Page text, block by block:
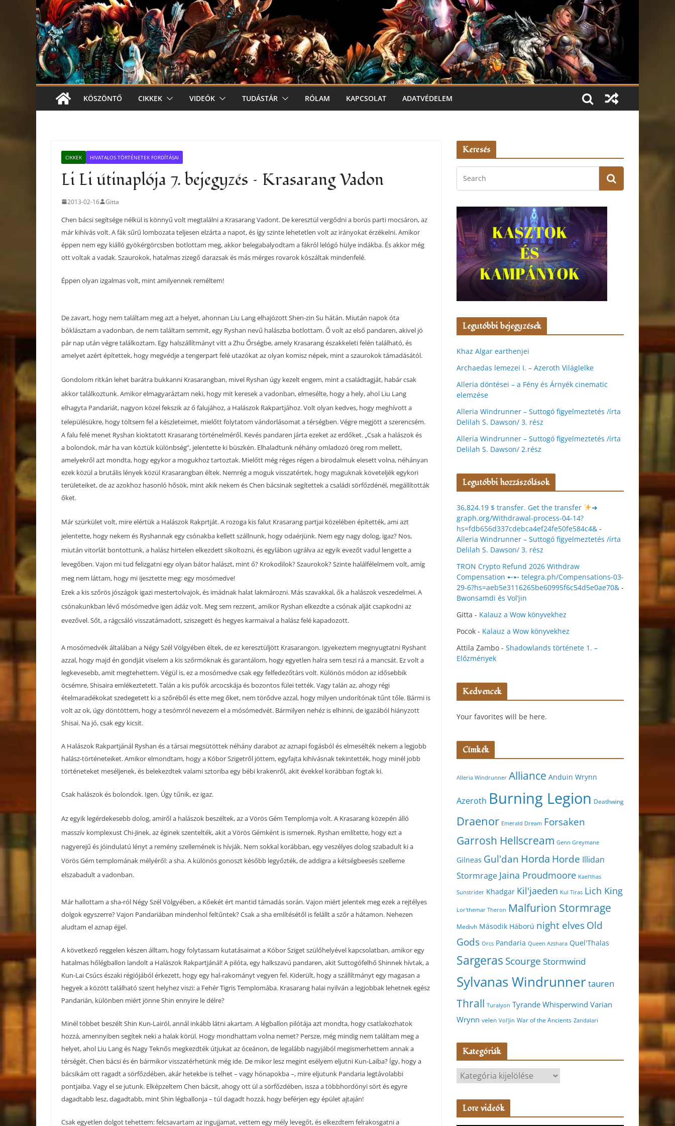
KÖSZÖNTŐ CIKKEK VIDEÓK TUDÁSTÁR RÓLAM KAPCSOLAT ADATVÉDELEM
CIKKEK HIVATALOS TÖRTÉNETEK FORDÍTÁSAI
Li Li útinaplója 7. bejegyzés – Krasarang Vadon
2013-02-16 Gitta
Chen bácsi segítsége nélkül is könnyű volt megtalálni a Krasarang Vadont. De keresztül vergődni a borús parti mocsáron, az
már kihívás volt. A fák sűrű lombozata teljesen elzárta a napot, és így szinte lehetetlen volt az irányokat érzékelni. Amikor
éppen nem egy kiálló gyökérgörcsben botlottam meg, akkor belegabalyodtam a fákról lelógó hülye indákba. És akkor még
ott voltak a vadak. Szaurokok, hatalmas zizegő darazsak és más mérges rovarok kószáltak mindenfelé.
Éppen olyan izgalmas volt, mint amilyennek reméltem!
De zavart, hogy nem találtam meg azt a helyet, ahonnan Liu Lang elhajózott Shen-zin Su hátán. Miután napok óta
bóklásztam a vadonban, de nem találtam semmit, egy Ryshan nevű halászba botlottam. Ő volt az első pandaren, akivel jó
pár nap után végre találkoztam. Egy halszállítmányt vitt a Zhu Őrségbe, amely Krasarang északkeleti felén található, és
amelyet azért építettek, hogy megvédje a tengerpart felé utazókat az olyan komisz népek, mint a szaurokok támadásától.
Gondolom ritkán lehet barátra bukkanni Krasarangban, mivel Ryshan úgy kezelt engem, mint a családtagját, habár csak
akkor találkoztunk. Amikor elmagyaráztam neki, hogy mit keresek a vadonban, elmesélte, hogy a hely, ahol Liu Lang
elhagyta Pandariát, nagyon közel fekszik az ő falujához, a Halászok Rakpartjához. Volt olyan kedves, hogy meghívott a
településükre, hogy töltsem fel a készleteimet, mielőtt folytatom vándorlásomat a térségben. Végre megjött a szerencsém.
A falu felé menet Ryshan kioktatott Krasarang történelméről. Kevés pandaren járta ezeket az erdőket. „Csak a halászok és
a bolondok, már ha van köztük különbség”, jelentette ki büszkén. Elhaladtunk néhány omladozó öreg rom mellett,
amelyekről azt mondta, hogy egykor a mogukhoz tartoztak. Mielőtt még réges régen a birodalmuk elesett volna, néhányan
ezek közül a brutális lények közül Krasarangban éltek. Nemrég a moguk visszatértek, hogy maguknak követeljék egykori
területeiket, de az azokhoz hasonló hősök, mint akik nekem és Chen bácsinak segítettek a családi sörfőzdénél, megállították
őket.
Már szürkület volt, mire elértük a Halászok Rakprtját. A rozoga kis falut Krasarang partjai közelében építették, ami azt
jelentette, hogy nekem és Ryshannak egy csónakba kellett szállnunk, hogy odaérjünk. Nem egy nagy dolog, igaz? Nos,
miután vitorlát bontottunk, a halász hirtelen elkezdett sikoltozni, és egylábon ugrálva az egyik evezőt vadul lengette a
levegőben. Vajon mi tud felizgatni egy olyan bátor halászt, mint ő? Krokodilok? Szaurokok? Szinte halálfélelmem volt, amíg
meg nem láttam, hogy mi ijesztette meg: egy mosómedve!
Ezek a kis szőrös jószágok igazi mestertolvajok, és imádnak halat lakmározni. Más szavakkal, ők a halászok veszedelmei. A
csónakunkban lévő mósómedve igen ádáz volt. Meg sem rezzent, amikor Ryshan elkezdte a csónak alját csapkodni az
evezővel. Sőt, a rágcsáló visszatámadott, sziszegett és hegyes karmaival a halász felé kapadozott.
A mosómedvék általában a Négy Szél Völgyében éltek, de ez keresztüljött Krasarangon. Igyekeztem megnyugtatni Ryshant
azzal, hogy majd én gondját viselem a kis szőrmóknak és garantálom, hogy egyetlen halra sem teszi rá a mancsát. Ez volt a
legkevesebb, amit megtehettem. Végül is, ez a mosómedve csak egy felfedezőtárs volt. Különös módon az idősebbik
öcsémre, Shisaira emlékeztetett. Talán a kis pufók arcocskája és bozontos fülei tették. Vagy talán az, ahogy régi
ételmaradékokat szedegetett ki a szőréből és ette meg őket, nem törődve azzal, hogy milyen undorítónak tűnt tőle. Bármi is
volt az ok, úgy döntöttem, hogy a tesómról nevezem el a mósómedvét. Bármilyen nehéz is elhinni, de igazából hiányzott
Shisai. Na jó, csak egy kicsit.
A Halászok Rakpartjánál Ryshan és a társai megsütöttek néhány darabot az aznapi fogásból és elmesélték nekem a legjobb
halász-történeteiket. Amikor elmondtam, hogy a Kóbor Szigetről jöttem, egyfajta kihívásnak tekintették, hogy minél jobb
történeteket meséljenek, és belekezdtek valami sztoriba egy bébi krakenről, akit évekkel korábban fogtak ki.
Csak halászok és bolondok. Igen. Úgy tűnik, ez igaz.
Az egyik legérdekesebb dolog, amiről a halászok beszéltek, az a Vörös Gém Templomja volt. A Krasarang közepén álló
masszív komplexust Chi-Jinek, az éginek szentelték, akit a Vörös Gémként is ismernek. Ryshan említette, hogy ezt a
nagyerejű és jóindulatú lényt a remény szellemének is hívják. Nem sokkal korábban, egy veszélyes dolog szabadult ki a
Vörös Gém templomának mélyéről: a sha. A különös gonoszt később legyőzték, de addigra a kétségbeesés szelleme
elszabadult a vadonban.
Már hallottam a sha-ról Négy Szél Völgyében, a Kőekét ért mantid támadás során. Vajon miért jelentek meg ezek a rejtélyes
dolgok egyszerre? Vajon Pandariában mindenhol feltűntek? Csak a sha említésétől is felállt a szőr a hátamon. Nehezen
aludtam el aznap éjjel.
A következő reggelen készen álltam, hogy folytassam kutatásaimat a Kóbor Sziget szülőhelyével kapcsolatban, amikor egy
hatalmas hőlégballon landolt a Halászok Rakpartjánál! A pilóta, egy halkszavú pandaren, akit Suttogófelhő Shinnek hívtak, a
Kun-Lai Csúcs északi régiójából érkezett, hogy egy hal-rakományt vegyen fel. Kiderült, hogy a szállítmányt egy magasan a
hegyek a között található szent helyhez viszi: a Fehér Tigris Templomába. Krasarang halai nyilván a legjobbak lehetnek egész
Pandarián, különben miért jönne Shin ennyire le délre?
Minél többet beszélt Shin Kun-Lairól, annál inkább látni akartam. A légballon pilótája azt mondta, hogy csatlakozhatok
hozzá, amennyiben segítek neki a halak körül. Hogy mondhattam volna nemet? Persze, még mindig nem találtam meg a
helyet, ahol Liu Lang és Nagy Teknős megkezdték útjukat az óceánon, de legalább nagyjából megismerhettem annak a
térségét. Chen bácsi és én bármikor visszatérhetünk még ide. De mikor lesz megint esélyem eljutni Kun-Laiba? Így, hogy a
bácsikám ott ragadt a sörfőzdében, akár hetekbe is telhet – vagy hónapokba –, mire eljutunk Pandaria legtávolabbi
pontjaiba. Vagy el se jutunk. Elképzeltem Chen bácsit, ahogy ott ül a sörfőzdében, issza a többhordónyi sört és egyre
dagadtabb lesz, dagadtabb, mint Shin légballonja – túl dagadt hozzá, hogy beférjen egy épület ajtaján!
Csak egyetlen dolgot tehettem: felcsavartam az ingujjamat, vettem egy mély levegőt, és elkezdtem felrakosgatni a
Keresés
Legutóbbi bejegyzések
Khaz Algar earthenjei
Archaedas lemezei I. – Azeroth Világlelke
Alleria döntései – a Fény és Árnyék cinematic
elemzése
Alleria Windrunner – Suttogó figyelmeztetés /írta
Delilah S. Dawson/ 3. rész
Alleria Windrunner – Suttogó figyelmeztetés /írta
Delilah S. Dawson/ 2.rész
Legutóbbi hozzászólások
36,824.19 $ transfer. Get the transfer
➜
graph.org/Withdrawal-process-04-14?
hs=fdb656d337cdebca4ef24fe50fe584c4& -
Alleria Windrunner – Suttogó figyelmeztetés /írta
Delilah S. Dawson/ 3. rész
TRON Crypto Refund 2026 Withdraw
Compensation ➸➸ telegra.ph/Compensations-03-
29-6?hs=aeb5e3116265be60995f6c54d5e0ae70& -
Bwonsamdi és Vol’jin
Gitta - Kalauz a Wow könyvekhez
Pocok - Kalauz a Wow könyvekhez
Attila Zambo - Shadowlands története 1. –
Előzmények
Kedvencek
Your favorites will be here.
Címkék
Alleria Windrunner Alliance Anduin Wrynn
Azeroth Burning Legion Deathwing
Draenor Emerald Dream Forsaken
Garrosh Hellscream Genn Greymane
Gilneas Gul'dan Horda Horde Illidan
Stormrage Jaina Proudmoore Kael'thas
Sunstrider Khadgar Kil'jaeden Kul Tiras Lich King
Lor'themar Theron Malfurion Stormrage
Medivh Második Háború night elvesOld
Gods Orcs Pandaria Queen Azshara Quel'Thalas
Sargeras Scourge Stormwind
Sylvanas Windrunnertauren
Thrall Turalyon Tyrande Whisperwind Varian
Wrynn velen Vol'jin War of the Ancients Zandalari
Kategóriák
a
t
g
Lore videók